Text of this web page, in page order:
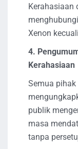
Kerahasiaan
Xenon
4.
Kerahasiaan
Semua
publik
masa
tanpa